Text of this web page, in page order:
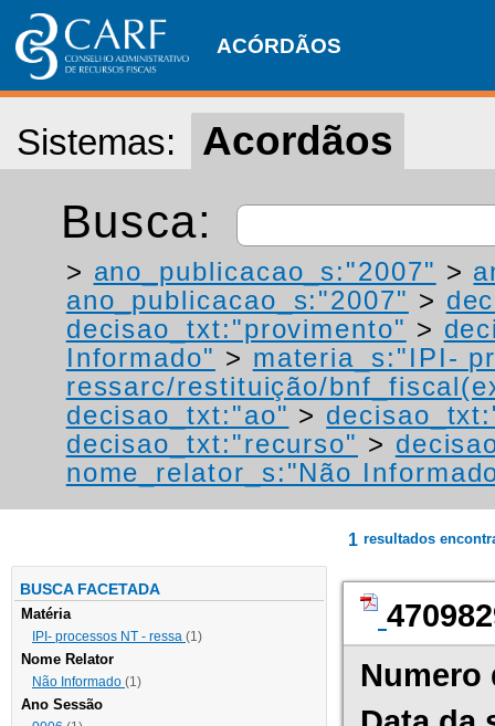
ACÓRDÃOS
Sistemas: Acordãos
Busca:
> ano_publicacao_s:"2007" >
ano_publicacao_s:"2007" >
decisao_txt:"provimento" >
Informado" > materia_s:"IPI-
ressarc/restituição/
decisao_txt:"ao" >
decisao_txt:"recurso" >
nome_relator_s:"Não
BUSCA FACETADA
Matéria
IPI- processos NT - ressa (1)
Nome Relator
Não Informado (1)
Ano Sessão
1 resultados
Numero